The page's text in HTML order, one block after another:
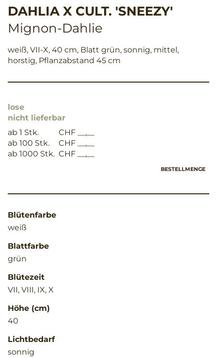
DAHLIA X CULT. 'SNEEZY'
Mignon-Dahlie
weiß, VII-X, 40 cm, Blatt grün, sonnig, mittel,
horstig, Pflanzabstand 45 cm
lose
nicht lieferbar
ab 1 Stk.
CHF __,__
ab 100 Stk.
CHF __,__
ab 1000 Stk. CHF __,__
BESTELLMENGE
Blütenfarbe
weiß
Blattfarbe
grün
Blütezeit
VII, VIII, IX, X
Höhe (cm)
40
Lichtbedarf
sonnig